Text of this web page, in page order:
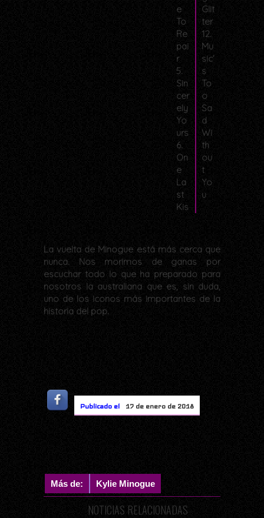
e
To
Re
pai
r
5.
Sin
cer
ely
Yo
urs
6.
On
e
La
st
Kis
Glit
ter
12.
Mu
sic’
s
To
o
Sa
d
Wi
th
ou
t
Yo
u
La vuelta de Minogue está más cerca que
nunca. Nos morimos de ganas por
escuchar todo lo que ha preparado para
nosotros la australiana que es, sin duda,
uno de los iconos más importantes de la
historia del pop.
Publicado el 17 de enero de 2018
Más de: Kylie Minogue
NOTICIAS RELACIONADAS